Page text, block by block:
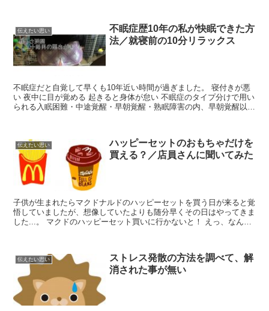
伝えたい思い
不眠症歴10年の私が快眠できた方
法／就寝前の10分リラックス
不眠症だと自覚して早くも10年近い時間が過ぎました。 寝付きが悪
い 夜中に目が覚める 起きると身体が怠い 不眠症のタイプ分けで用い
られる入眠困難・中途覚醒・早朝覚醒・熟眠障害の内、早朝覚醒以外
伝えたい思い
ハッピーセットのおもちゃだけを
買える？／店員さんに聞いてみた
子供が生まれたらマクドナルドのハッピーセットを買う日が来ると覚
悟していましたが、想像していたよりも随分早くその日はやってきま
した...。 マクドのハッピーセット買いに行かないと！ えっ、なん
伝えたい思い
ストレス発散の方法を調べて、解
消された事が無い